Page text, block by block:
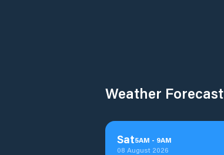
Weather Forecast
Sat5AM - 9AM
08 August 2026